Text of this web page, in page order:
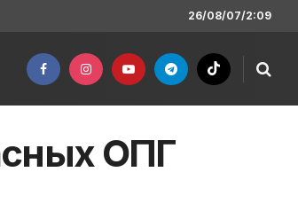
26/08/07/2:09
ОПГ